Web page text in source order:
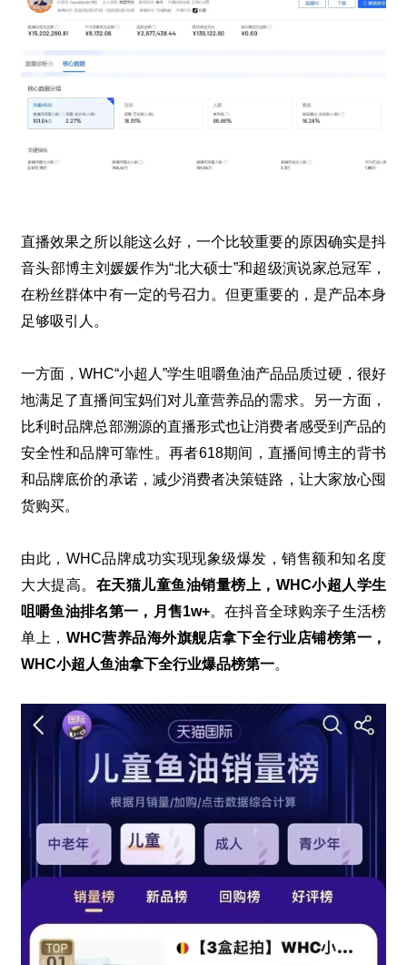
直播效果之所以能这么好，一个比较重要的原因确实是抖
音头部博主刘媛媛作为“北大硕士”和超级演说家总冠军，
在粉丝群体中有一定的号召力。但更重要的，是产品本身
足够吸引人。
一方面，WHC“小超人”学生咀嚼鱼油产品品质过硬，很好
地满足了直播间宝妈们对儿童营养品的需求。另一方面，
比利时品牌总部溯源的直播形式也让消费者感受到产品的
安全性和品牌可靠性。再者618期间，直播间博主的背书
和品牌底价的承诺，减少消费者决策链路，让大家放心囤
货购买。
由此， WHC品牌成功实现现象级爆发，销售额和知名度
大大提高。 在天猫儿童鱼油销量榜上， WHC小超人学生
咀嚼鱼油排名第一，月售1w+。在抖音全球购亲子生活榜
单上， WHC营养品海外旗舰店拿下全行业店铺榜第一，
WHC小超人鱼油拿下全行业爆品榜第一。